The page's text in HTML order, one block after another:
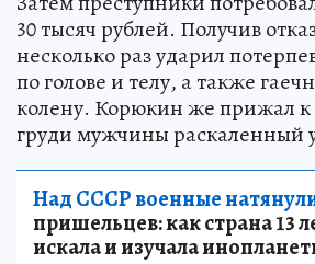
30 тысяч рублей. Получив
несколько раз ударил
по голове и телу, а также
колену. Корюкин же прижал к
груди мужчины раскаленный
Над СССР военные
пришельцев: как страна 13
искала и изучала